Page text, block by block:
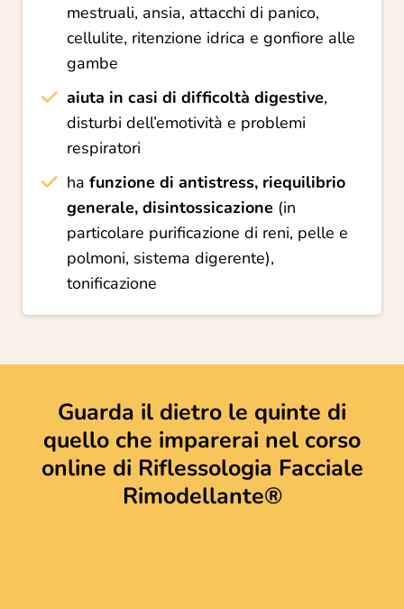
mestruali, ansia, attacchi di panico,
cellulite, ritenzione idrica e gonfiore alle
gambe
aiuta in casi di difficoltà digestive,
disturbi dell’emotività e problemi
respiratori
ha funzione di antistress, riequilibrio
generale, disintossicazione (in
particolare purificazione di reni, pelle e
polmoni, sistema digerente),
tonificazione
Guarda il dietro le quinte di
quello che imparerai nel corso
online di Riflessologia Facciale
Rimodellante®